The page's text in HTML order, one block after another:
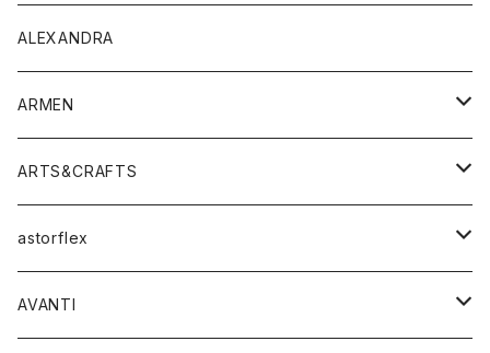
Tシャツ
シャツ
ボトムス
トップス
Tシャツ・カットソー
シャツ・ブラウス
ボトムス
パンツ
スカート
ワンピース・オールインワン
バッグ
シューズ
ALEXANDRA
ARMEN
アウター
コート
ジャケット
トップス
ベスト
ワンピース
ARTS&CRAFTS
アクセサリー
ウォレット
astorflex
グッズ
AVANTI